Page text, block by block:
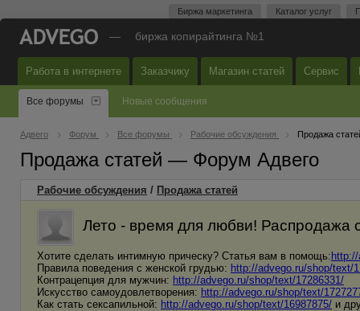
Биржа маркетинга Каталог услуг
— биржа копирайтинга №1
Работа в интернете Заказчику Магазин статей Сервис
Все форумы Новые сообщения
Адвего Форум Все форумы Рабочие обсуждения Продажа
Продажа статей — Форум Адвего
Рабочие обсуждения / Продажа статей
Лето - время для любви! Распродажа
Хотите сделать интимную прическу? Статья вам в помощь:
Правила поведения с женской грудью: http://advego.ru/shop/text/
Контрацепция для мужчин: http://advego.ru/shop/text/17286331/
Искусство самоудовлетворения: http://advego.ru/shop/text/
Как стать сексапильной: http://advego.ru/shop/text/16987875/ и